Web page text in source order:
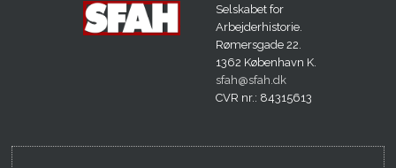
Selskabet for
Arbejderhistorie.
Rømersgade 22.
1362 København K.
sfah@sfah.dk
CVR nr.: 84315613